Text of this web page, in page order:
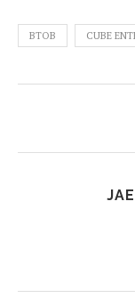
BTOB CUBE
JAE